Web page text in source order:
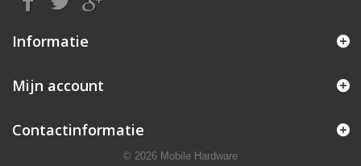
Informatie
Mijn account
Contactinformatie
© 2026 Mobile Hardware